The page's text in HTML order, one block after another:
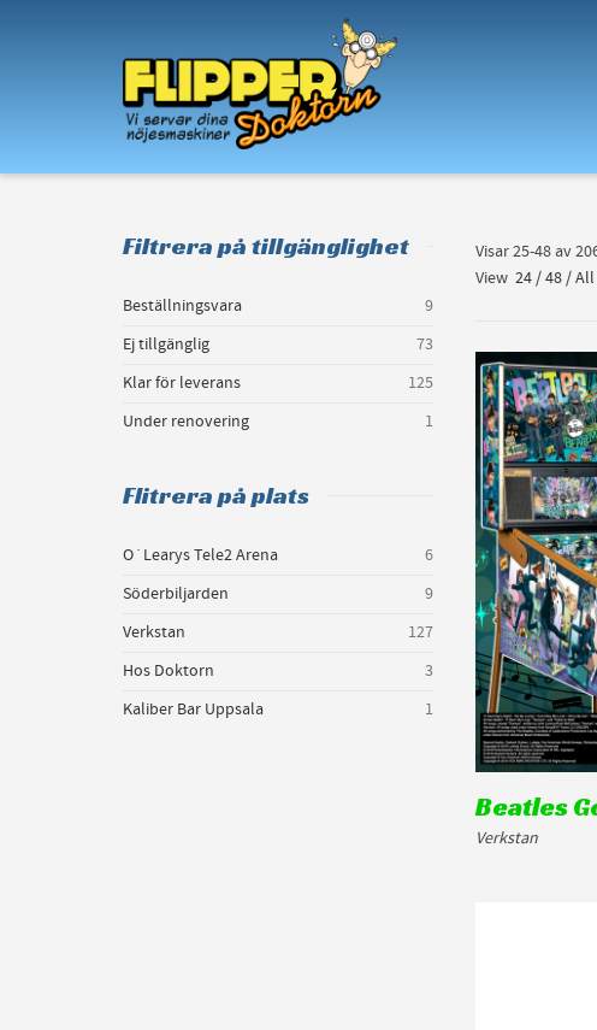
I'm looking forproductin a size
Visar 25-48 av
View 24/48/All
Beatles
Verkstan
Filtrera på tillgänglighet
Beställningsvara
9
Ej tillgänglig
73
Klar för leverans
125
Under renovering
1
Flitrera på plats
O´Learys Tele2 Arena
6
Söderbiljarden
9
Verkstan
127
Hos Doktorn
3
Kaliber Bar Uppsala
1